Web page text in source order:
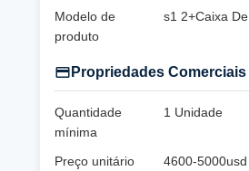
Modelo de
produto
s1 2+Caixa
Propriedades Comerciais
Quantidade
mínima
1 Unidade
Preço unitário
4600-5000usd